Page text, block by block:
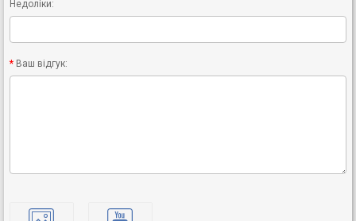
Недоліки:
Ваш відгук: